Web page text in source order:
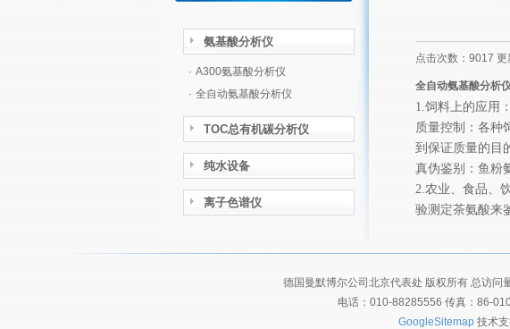
氨基酸分析仪
· A300氨基酸分析仪
· 全自动氨基酸分析仪
TOC总有机碳分析仪
纯水设备
离子色谱仪
点击次数：9017
全自动氨基酸分析
1.饲料上的应用：
质量控制：各种
到保证质量的目
真伪鉴别：鱼粉
2.农业、食品、
验测定茶氨酸来
德国曼默博尔公司北京代表处 版权所有 总访问
电话：010-88285556 传真：86-
GoogleSitemap技术支